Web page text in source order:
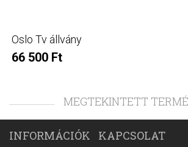
Oslo Tv állvány
66 500 Ft
MEGTEKINTETT
INFORMÁCIÓK KAPCSOLAT